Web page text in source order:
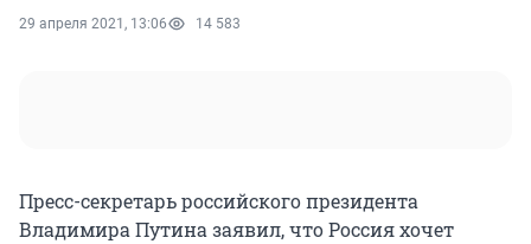
29 апреля 2021, 13:06 14 583
Пресс-секретарь российского президента
Владимира Путина заявил, что Россия хочет